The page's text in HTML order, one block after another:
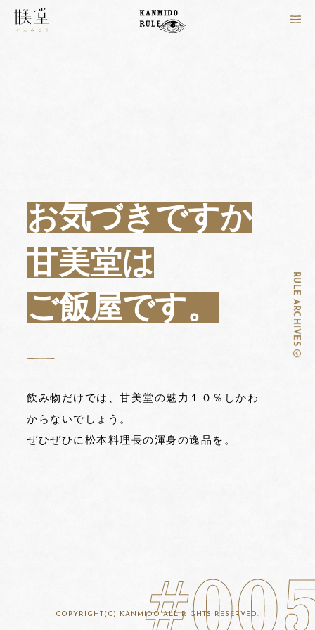
RULE ARCHIVES
お気づき ですか
甘美堂は
ご飯屋です。
飲み物だけでは、甘美堂の魅力１０％しかわ
からないでしょう。
ぜひぜひに松本料理長の渾身の逸品を。
COPYRIGHT(C) KANMIDO ALL RIGHTS RESERVED.